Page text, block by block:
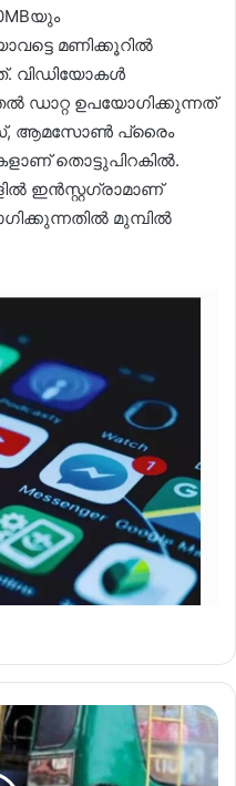
മണിക്കൂറിൽ
വിഡിയോകൾ
ഉപയോഗിക്കുന്നത്
ആമസോൺ പ്രൈം
തൊട്ടുപിറകിൽ.
ഇൻസ്റ്റഗ്രാമാണ്
മുമ്പിൽ